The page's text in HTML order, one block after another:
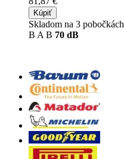
Kúpiť
Skladom na 3 pobočkách
B A B 70 dB